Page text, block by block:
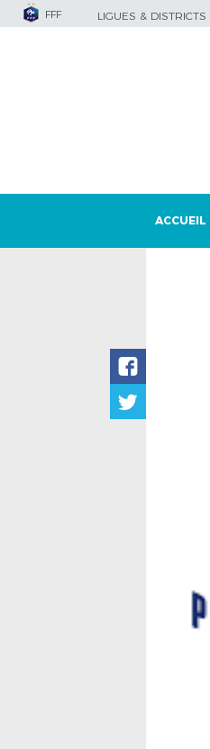
FFF LIGUES & DISTRICTS
ACCUEIL